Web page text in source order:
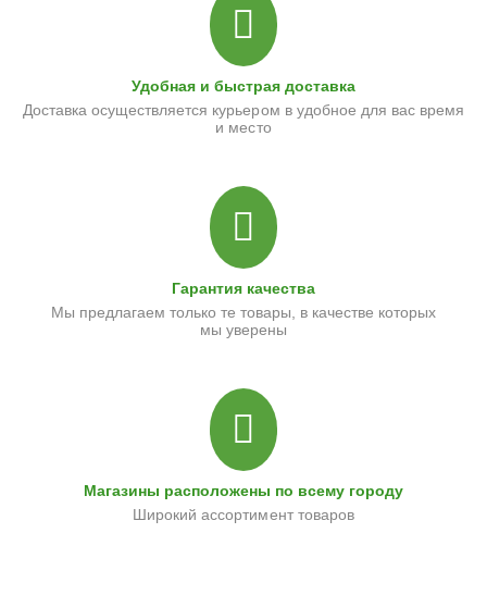
Удобная и быстрая доставка
Доставка осуществляется курьером в удобное для вас время
и место
Гарантия качества
Мы предлагаем только те товары, в качестве которых
мы уверены
Магазины расположены по всему городу
Широкий ассортимент товаров